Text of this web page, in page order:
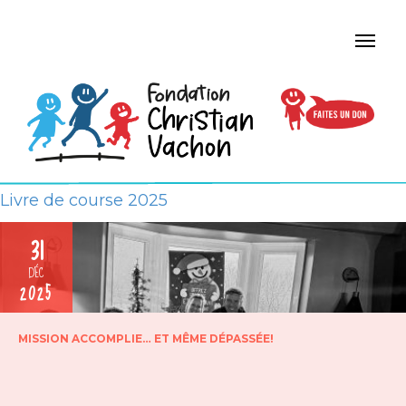
Livre de course 2025
31
DÉC
2025
MISSION ACCOMPLIE… ET MÊME DÉPASSÉE!